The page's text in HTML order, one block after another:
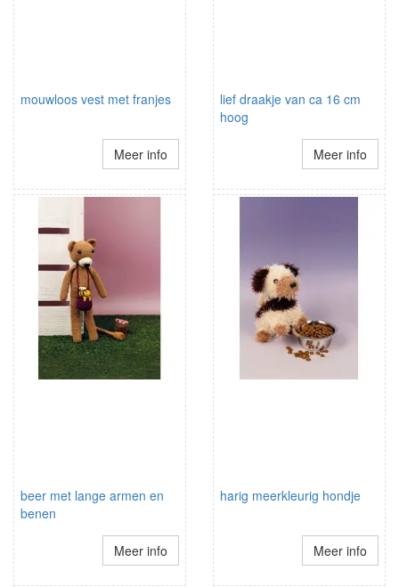
mouwloos vest met franjes
Meer info
lief draakje van ca 16 cm
hoog
Meer info
beer met lange armen en
benen
Meer info
harig meerkleurig hondje
Meer info